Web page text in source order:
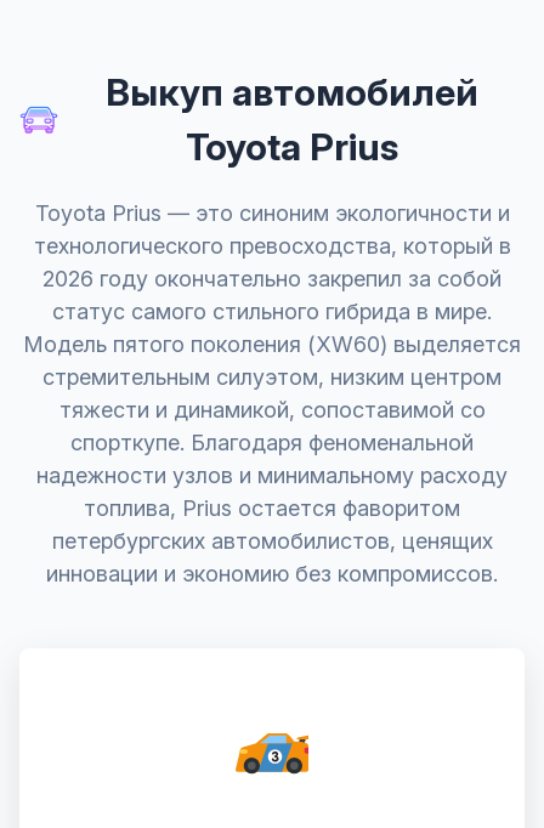
Выкуп автомобилей
Toyota Prius
Toyota Prius — это синоним экологичности и
технологического превосходства, который в
2026 году окончательно закрепил за собой
статус самого стильного гибрида в мире.
Модель пятого поколения (XW60) выделяется
стремительным силуэтом, низким центром
тяжести и динамикой, сопоставимой со
спорткупе. Благодаря феноменальной
надежности узлов и минимальному расходу
топлива, Prius остается фаворитом
петербургских автомобилистов, ценящих
инновации и экономию без компромиссов.